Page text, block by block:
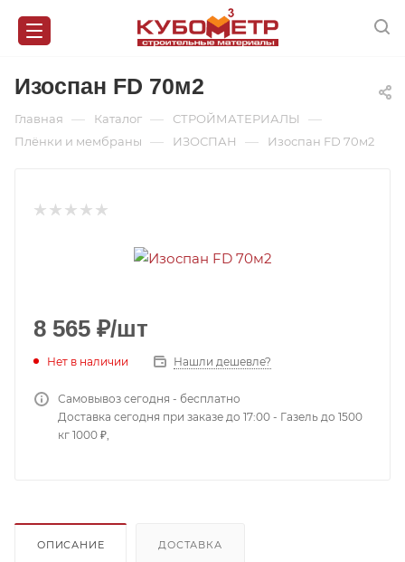
Изоспан FD 70м2
Главная — Каталог — СТРОЙМАТЕРИАЛЫ —
Плёнки и мембраны — ИЗОСПАН — Изоспан FD 70м2
8 565 ₽/шт
Нет в наличии Нашли дешевле?
Самовывоз сегодня - бесплатно
Доставка сегодня при заказе до 17:00 - Газель до 1500
кг 1000 ₽,
ОПИСАНИЕ ДОСТАВКА